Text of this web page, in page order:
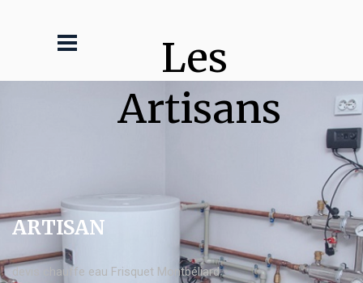
Les
Artisans
ARTISAN
devis chauffe eau Frisquet Montbéliard